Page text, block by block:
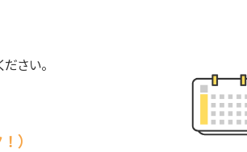
さい。
）